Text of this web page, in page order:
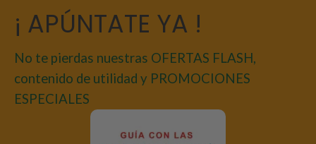
¡ APÚNTATE YA !
No te pierdas nuestras OFERTAS FLASH,
contenido de utilidad y PROMOCIONES
ESPECIALES